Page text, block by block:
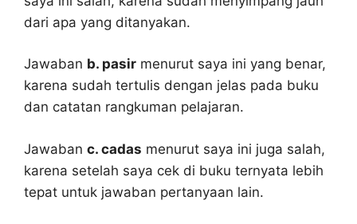
dari apa yang ditanyakan.
Jawaban b. pasir menurut saya ini yang benar,
karena sudah tertulis dengan jelas pada buku
dan catatan rangkuman pelajaran.
Jawaban c. cadas menurut saya ini juga salah,
karena setelah saya cek di buku ternyata lebih
tepat untuk jawaban pertanyaan lain.